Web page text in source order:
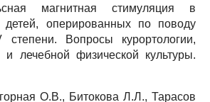
магнитная стимуляция в
детей, оперированных по поводу
степени. Вопросы курортологии,
и лечебной физической культуры.
О.В., Битокова Л.Л., Тарасов